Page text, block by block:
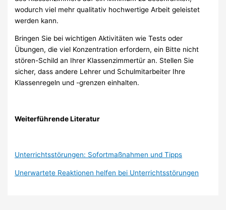
wodurch viel mehr qualitativ hochwertige Arbeit geleistet
werden kann.
Bringen Sie bei wichtigen Aktivitäten wie Tests oder
Übungen, die viel Konzentration erfordern, ein Bitte nicht
stören-Schild an Ihrer Klassenzimmertür an. Stellen Sie
sicher, dass andere Lehrer und Schulmitarbeiter Ihre
Klassenregeln und -grenzen einhalten.
Weiterführende Literatur
Unterrichtsstörungen: Sofortmaßnahmen und Tipps
Unerwartete Reaktionen helfen bei Unterrichtsstörungen